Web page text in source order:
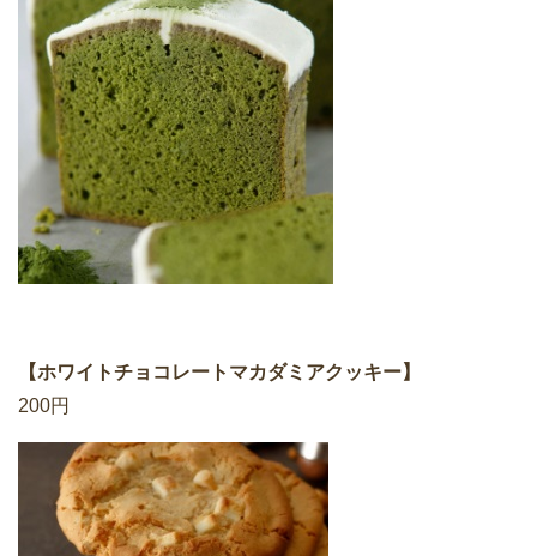
【ホワイトチョコレートマカダミアクッキー】
200円